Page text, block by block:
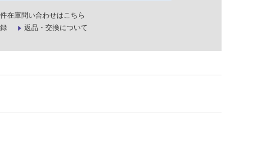
在庫問い合わせはこちら
返品・交換について